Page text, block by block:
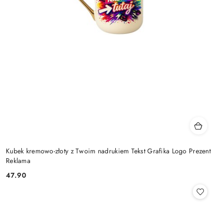
Kubek kremowo-złoty z Twoim nadrukiem Tekst Grafika Logo Prezent
Reklama
Cena:
47.90